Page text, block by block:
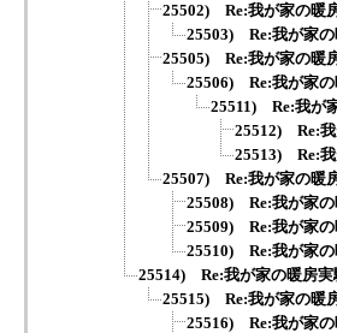
25502) Re:我が家の暖
25503) Re:我が家の
25505) Re:我が家の暖
25506) Re:我が家の
25511) Re:我が
25512) Re:我
25513) Re:我
25507) Re:我が家の暖
25508) Re:我が家の
25509) Re:我が家の
25510) Re:我が家の
25514) Re:我が家の暖房実
25515) Re:我が家の暖
25516) Re:我が家の